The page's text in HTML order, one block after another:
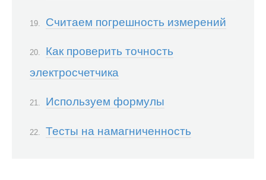
Считаем погрешность измерений
Как проверить точность
электросчетчика
Используем формулы
Тесты на намагниченность